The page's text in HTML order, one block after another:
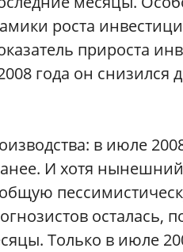
роста
прироста
года он снизился
в июле
И хотя
осталась,
Только в июле